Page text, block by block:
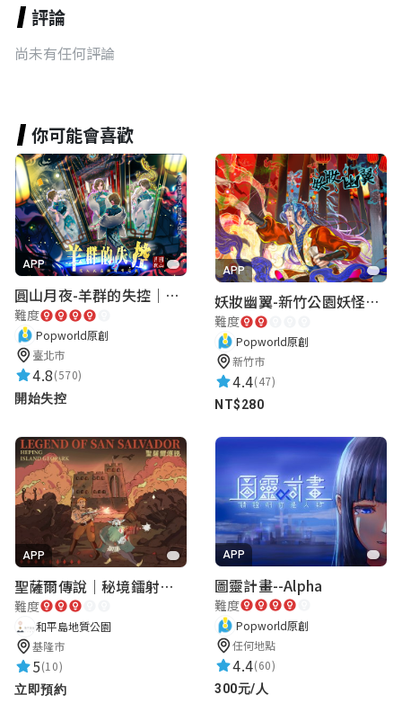
評論
尚未有任何評論
你可能會喜歡
APP
圓山月夜-羊群的失控｜圓山飯店 ARG實境解謎遊戲
難度
Popworld原創
臺北市
4.8(570)
開始失控
APP
妖妝幽翼-新竹公園妖怪懸疑事件
難度
Popworld原創
新竹市
4.4(47)
NT$280
APP
聖薩爾傳說｜秘境鐳射激戰
難度
和平島地質公園
基隆市
5(10)
立即預約
APP
圖靈計畫--Alpha
難度
Popworld原創
任何地點
4.4(60)
300元/人